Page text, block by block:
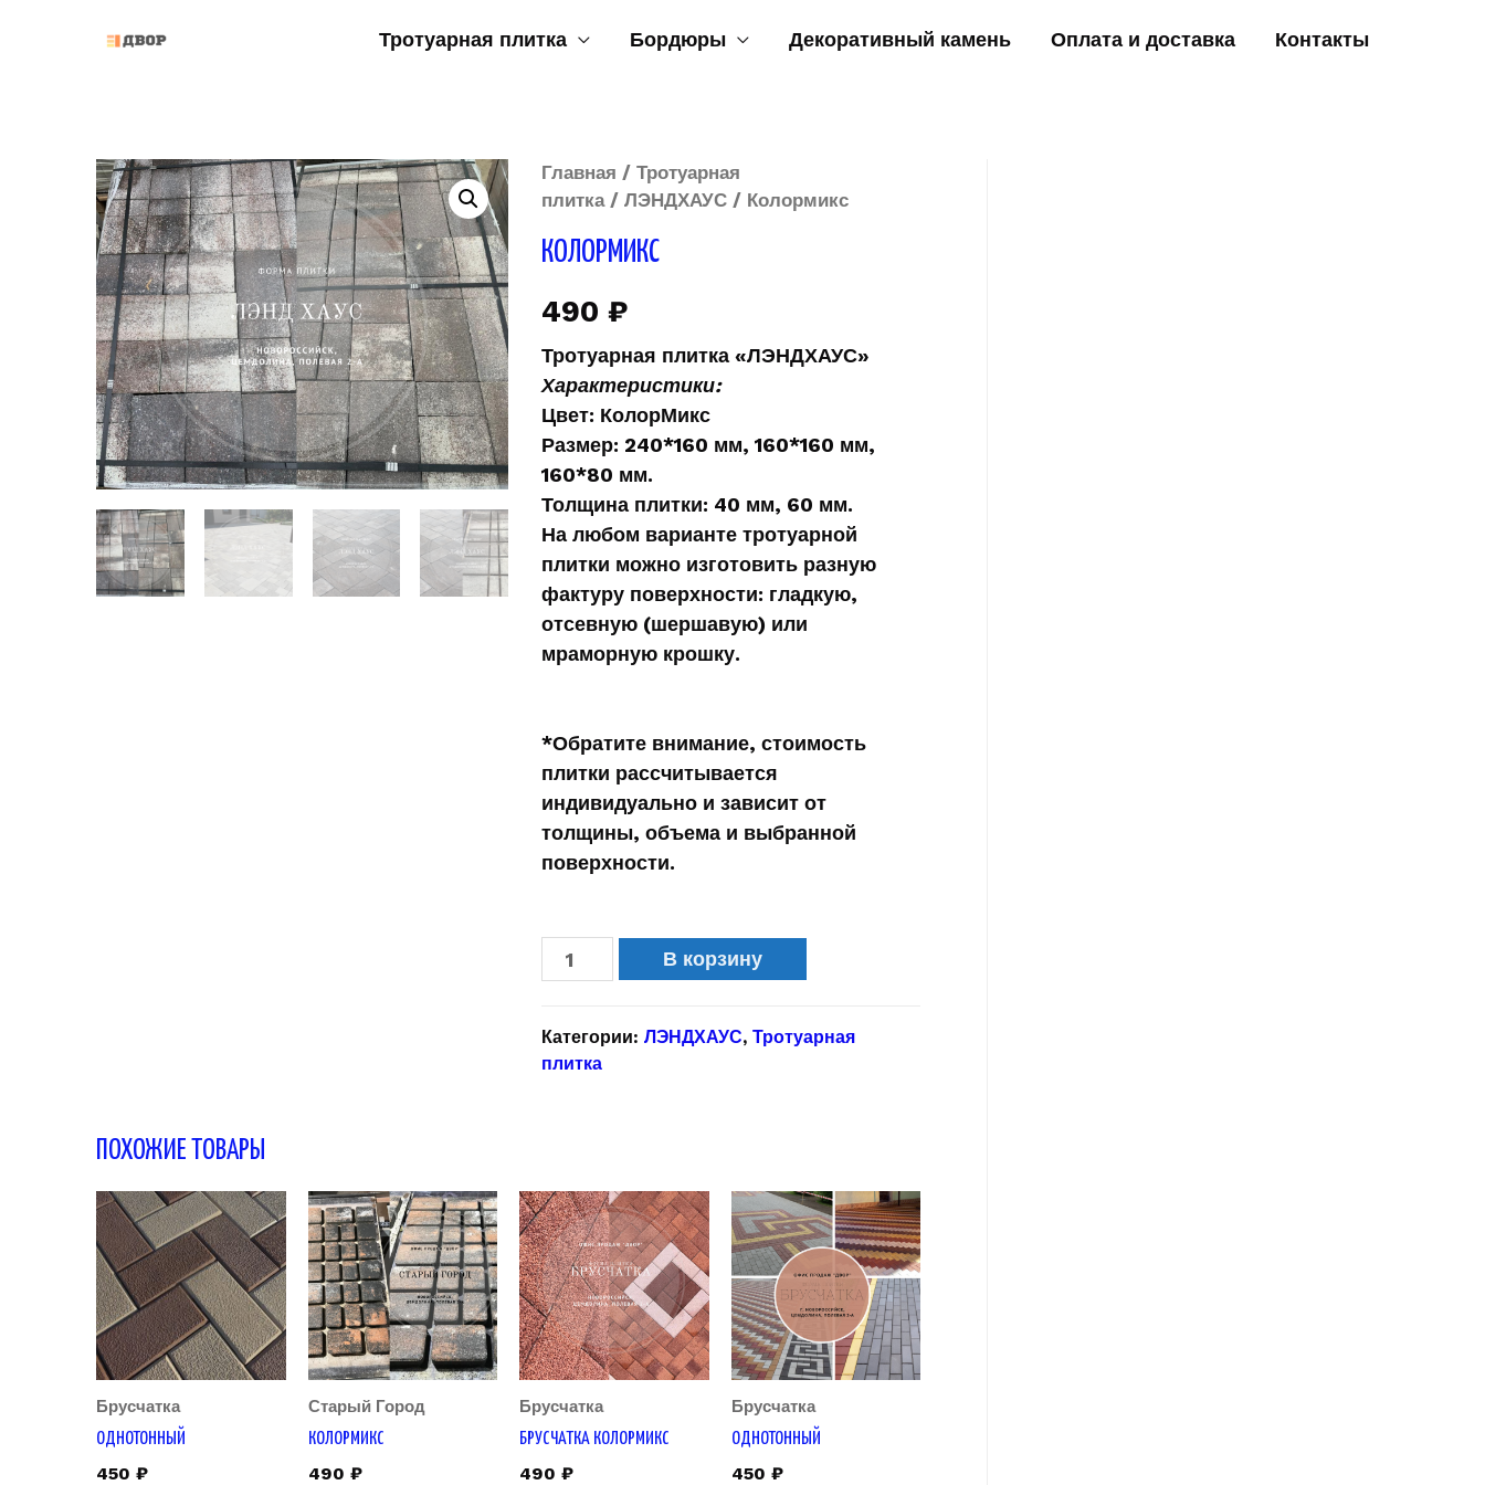
Тротуарная плитка Бордюры Декоративный камень Оплата и доставка Контакты
Главная /Тротуарная
плитка/ЛЭНДХАУС / Колормикс
КОЛОРМИКС
490₽
Тротуарная плитка«ЛЭНДХАУС»
Характеристики:
Цвет: КолорМикс
Размер: 240*160 мм, 160*160 мм,
160*80 мм.
Толщина плитки: 40 мм, 60 мм.
На любом варианте тротуарной
плитки можно изготовить разную
фактуру поверхности: гладкую,
отсевную (шершавую) или
мраморную крошку.
*Обратите внимание, стоимость
плитки рассчитывается
индивидуально и зависит от
толщины, объема и выбранной
поверхности.
В корзину
Категории:ЛЭНДХАУС,Тротуарная
плитка
ПОХОЖИЕ ТОВАРЫ
Брусчатка
ОДНОТОННЫЙ
450 ₽
Старый Город
КОЛОРМИКС
490 ₽
Брусчатка
БРУСЧАТКА КОЛОРМИКС
490₽
Брусчатка
ОДНОТОННЫЙ
450 ₽